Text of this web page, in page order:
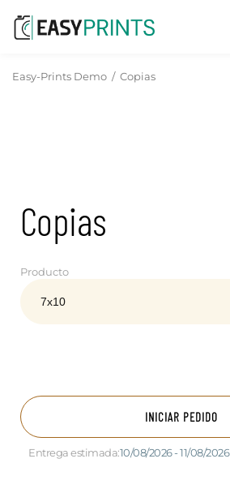
Easy-Prints Demo / Copias
Copias
Producto
INICIAR PEDIDO
Entrega estimada:10/08/2026 - 11/08/2026